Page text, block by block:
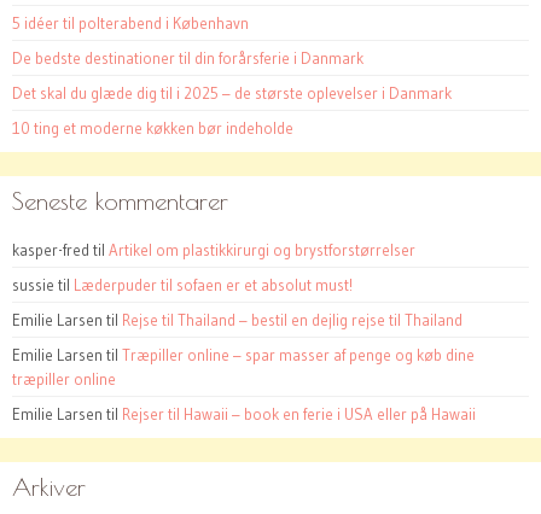
5 idéer til polterabend i København
De bedste destinationer til din forårsferie i Danmark
Det skal du glæde dig til i 2025 – de største oplevelser i Danmark
10 ting et moderne køkken bør indeholde
Seneste kommentarer
kasper-fred til Artikel om plastikkirurgi og brystforstørrelser
sussie til Læderpuder til sofaen er et absolut must!
Emilie Larsen til Rejse til Thailand – bestil en dejlig rejse til Thailand
Emilie Larsen til Træpiller online – spar masser af penge og køb dine
træpiller online
Emilie Larsen til Rejser til Hawaii – book en ferie i USA eller på Hawaii
Arkiver